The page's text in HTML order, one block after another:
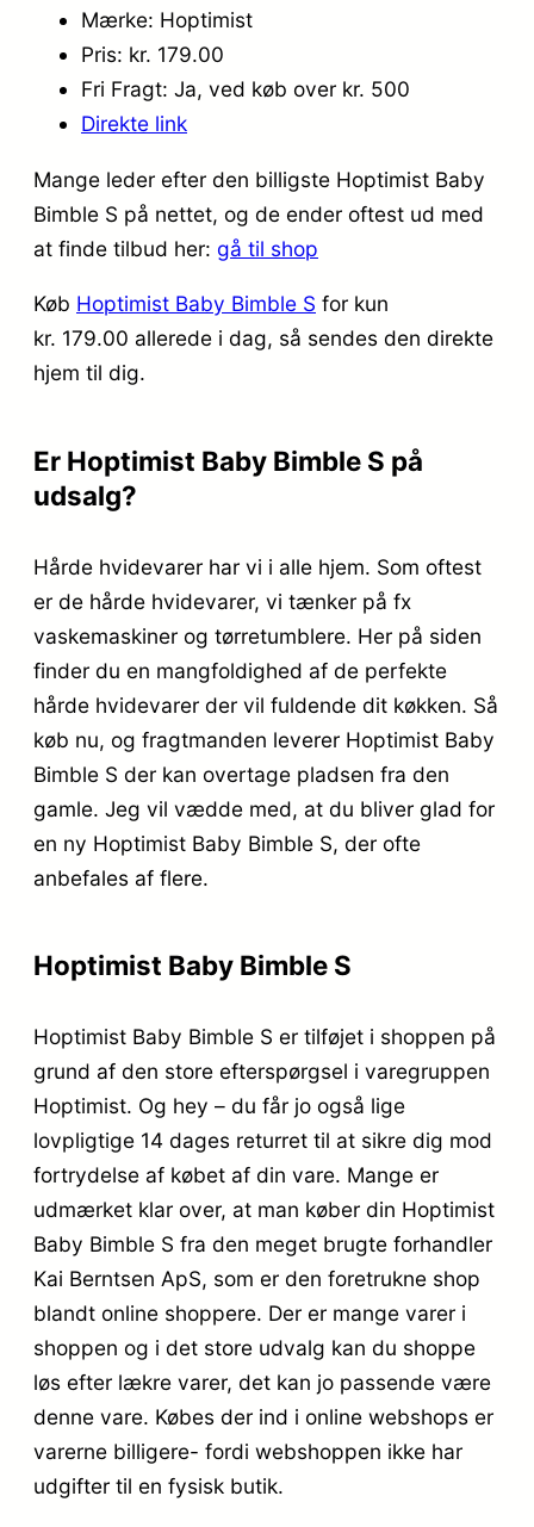
Mærke: Hoptimist
Pris: kr. 179.00
Fri Fragt: Ja, ved køb over kr. 500
Direkte link
Mange leder efter den billigste Hoptimist Baby
Bimble S på nettet, og de ender oftest ud med
at finde tilbud her: gå til shop
Køb Hoptimist Baby Bimble S for kun
kr. 179.00 allerede i dag, så sendes den direkte
hjem til dig.
Er Hoptimist Baby Bimble S på
udsalg?
Hårde hvidevarer har vi i alle hjem. Som oftest
er de hårde hvidevarer, vi tænker på fx
vaskemaskiner og tørretumblere. Her på siden
finder du en mangfoldighed af de perfekte
hårde hvidevarer der vil fuldende dit køkken. Så
køb nu, og fragtmanden leverer Hoptimist Baby
Bimble S der kan overtage pladsen fra den
gamle. Jeg vil vædde med, at du bliver glad for
en ny Hoptimist Baby Bimble S, der ofte
anbefales af flere.
Hoptimist Baby Bimble S
Hoptimist Baby Bimble S er tilføjet i shoppen på
grund af den store efterspørgsel i varegruppen
Hoptimist. Og hey – du får jo også lige
lovpligtige 14 dages returret til at sikre dig mod
fortrydelse af købet af din vare. Mange er
udmærket klar over, at man køber din Hoptimist
Baby Bimble S fra den meget brugte forhandler
Kai Berntsen ApS, som er den foretrukne shop
blandt online shoppere. Der er mange varer i
shoppen og i det store udvalg kan du shoppe
løs efter lækre varer, det kan jo passende være
denne vare. Købes der ind i online webshops er
varerne billigere- fordi webshoppen ikke har
udgifter til en fysisk butik.